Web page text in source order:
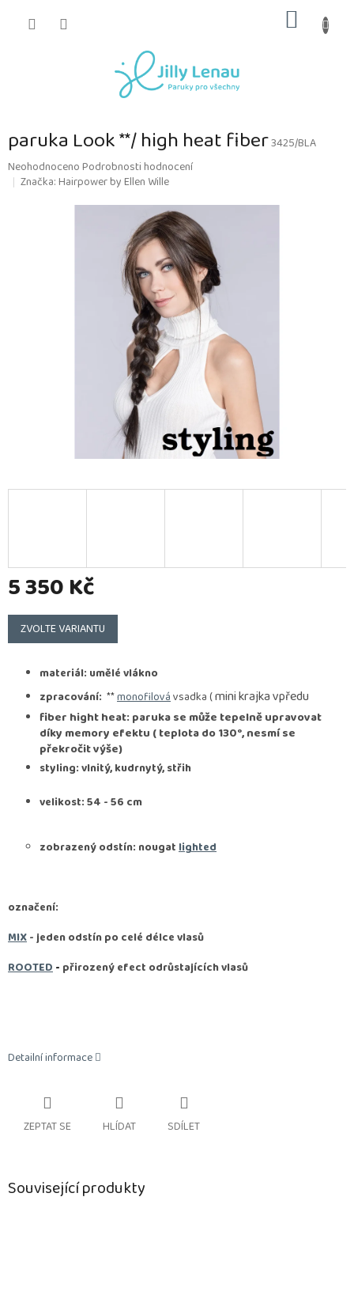
KOŠÍK
paruka Look **/ high heat fiber3425/BLA
Průměrné
hodnocení
NeohodnocenoPodrobnosti hodnocení
Značka:Hairpower by Ellen Wille
5 350 Kč
Měrná
cena:
ZVOLTE VARIANTU
materiál: umělé vlákno
zpracování: **monofilovávsadka (mini krajka vpředu
fiber hight heat: paruka se může tepelně upravovat
díky memory efektu ( teplota do 130°, nesmí se
překročit výše)
styling: vlnitý, kudrnytý, střih
velikost: 54 - 56 cm
zobrazený odstín: nougatlighted
označení:
MIX- jeden odstín po celé délce vlasů
ROOTED- přirozený efect odrůstajících vlasů
Detailní informace
ZEPTAT SE HLÍDAT SDÍLET
Související produkty